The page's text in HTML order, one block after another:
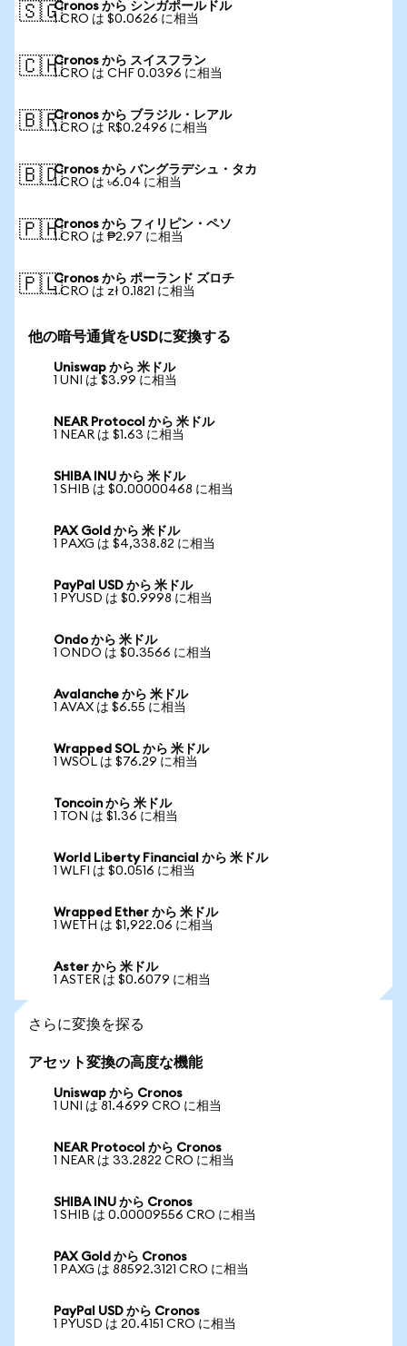
🇸🇬Cronos から シンガポールドル
1 CRO は $0.0626 に相当
🇨🇭Cronos から スイスフラン
1 CRO は CHF 0.0396 に相当
🇧🇷Cronos から ブラジル・レアル
1 CRO は R$0.2496 に相当
🇧🇩Cronos から バングラデシュ・タカ
1 CRO は ৳6.04 に相当
🇵🇭Cronos から フィリピン・ペソ
1 CRO は ₱2.97 に相当
🇵🇱Cronos から ポーランド ズロチ
1 CRO は zł 0.1821 に相当
他の暗号通貨をUSDに変換する
Uniswap から 米ドル
1 UNI は $3.99 に相当
NEAR Protocol から 米ドル
1 NEAR は $1.63 に相当
SHIBA INU から 米ドル
1 SHIB は $0.00000468 に相当
PAX Gold から 米ドル
1 PAXG は $4,338.82 に相当
PayPal USD から 米ドル
1 PYUSD は $0.9998 に相当
Ondo から 米ドル
1 ONDO は $0.3566 に相当
Avalanche から 米ドル
1 AVAX は $6.55 に相当
Wrapped SOL から 米ドル
1 WSOL は $76.29 に相当
Toncoin から 米ドル
1 TON は $1.36 に相当
World Liberty Financial から 米ドル
1 WLFI は $0.0516 に相当
Wrapped Ether から 米ドル
1 WETH は $1,922.06 に相当
Aster から 米ドル
1 ASTER は $0.6079 に相当
さらに変換を探る
アセット変換の高度な機能
Uniswap から Cronos
1 UNI は 81.4699 CRO に相当
NEAR Protocol から Cronos
1 NEAR は 33.2822 CRO に相当
SHIBA INU から Cronos
1 SHIB は 0.00009556 CRO に相当
PAX Gold から Cronos
1 PAXG は 88592.3121 CRO に相当
PayPal USD から Cronos
1 PYUSD は 20.4151 CRO に相当